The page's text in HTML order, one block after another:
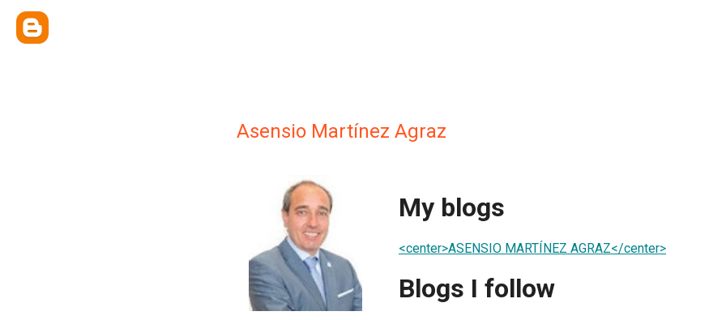
Asensio Martínez Agraz
My blogs
<center>ASENSIO MARTÍNEZ AGRAZ</center>
Blogs I follow